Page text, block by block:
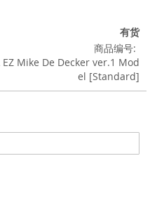
有货
商品编号
Mike De Decker ver.1 Mod
el [Standard]